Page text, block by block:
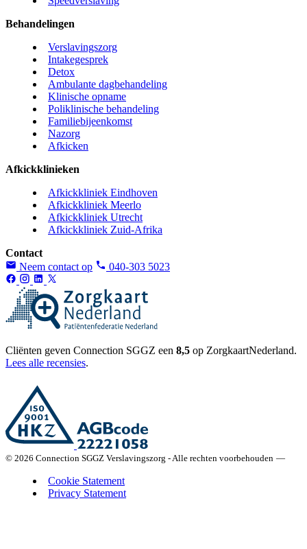
Behandelingen
Verslavingszorg
Intakegesprek
Detox
Ambulante dagbehandeling
Klinische opname
Poliklinische behandeling
Familiebijeenkomst
Nazorg
Afkicken
Afkickklinieken
Afkickkliniek Eindhoven
Afkickkliniek Meerlo
Afkickkliniek Utrecht
Afkickkliniek Zuid-Afrika
Contact
Neem contact op
040-303 5023
Cliënten geven Connection SGGZ een 8,5 op ZorgkaartNederland.
Lees alle recensies.
© 2026 Connection SGGZ Verslavingszorg - Alle rechten voorbehouden —
Cookie Statement
Privacy Statement